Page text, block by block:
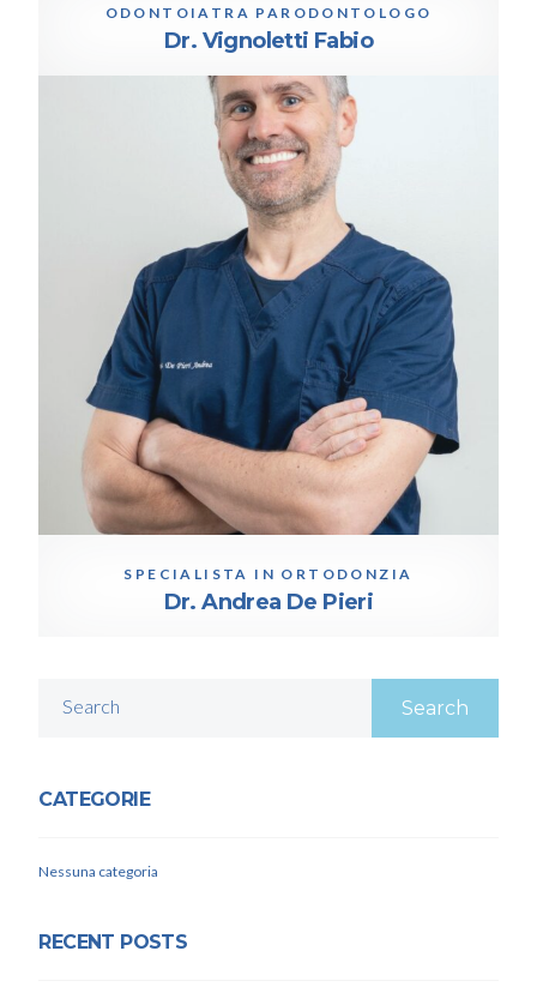
Dr. Vignoletti Fabio
ODONTOIATRA PARODONTOLOGO
Dr. Andrea De Pieri
SPECIALISTA IN ORTODONZIA
Dr. Andrea De Pieri
SPECIALISTA IN ORTODONZIA
Search
CATEGORIE
Nessuna categoria
RECENT POSTS